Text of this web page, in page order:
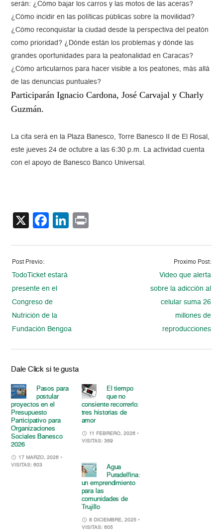
serán: ¿Cómo bajar los carros y las motos de las aceras?
¿Cómo incidir en las políticas públicas sobre la movilidad?
¿Cómo reconquistar la ciudad desde la perspectiva del peatón
como prioridad? ¿Dónde están los problemas y dónde las
grandes oportunidades para la peatonalidad en Caracas?
¿Cómo articularnos para hacer visible a los peatones, más allá
de las denuncias puntuales?
Participarán Ignacio Cardona, José Carvajal y Charly
Guzmán.
La cita será en la Plaza Banesco, Torre Banesco II de El Rosal,
este jueves 24 de octubre a las 6:30 p.m. La actividad cuenta
con el apoyo de Banesco Banco Universal.
X Facebook
LinkedIn
Post Previo:
TodoTicket estará
presente en el
Congreso de
Nutrición de la
Fundación Bengoa
Proximo Post:
Video que alerta
sobre la adicción al
celular suma 26
millones de
reproducciones
Dale Click si te gusta
Pasos para
postular
proyectos en el
Presupuesto
Participativo para
Organizaciones
Sociales Banesco
2026
17 MARZO, 2026 •
VISITAS: 603
El tiempo
que no
consiente recorrerlo:
tres historias de
amor
11 FEBRERO, 2026 •
VISITAS: 369
Agua
Puradelfina:
un emprendimiento
para las
comunidades de
Trujillo
8 DICIEMBRE, 2025 •
VISITAS: 605